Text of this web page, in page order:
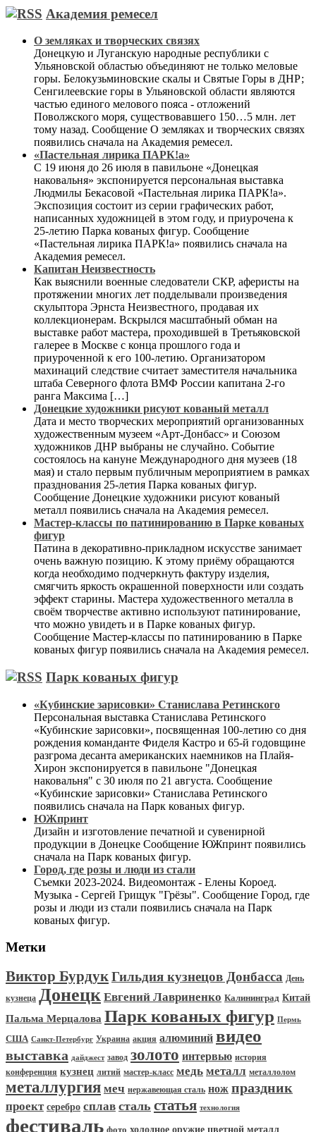
Академия ремесел
О земляках и творческих связях
Донецкую и Луганскую народные республики с
Ульяновской областью объединяют не только меловые
горы. Белокузьминовские скалы и Святые Горы в ДНР;
Сенгилеевские горы в Ульяновской области являются
частью единого мелового пояса - отложений
Поволжского моря, существовавшего 150…5 млн. лет
тому назад. Сообщение О земляках и творческих связях
появились сначала на Академия ремесел.
«Пастельная лирика ПАРК!а»
С 19 июня до 26 июля в павильоне «Донецкая
наковальня» экспонируется персональная выставка
Людмилы Бекасовой «Пастельная лирика ПАРК!а».
Экспозиция состоит из серии графических работ,
написанных художницей в этом году, и приурочена к
25-летию Парка кованых фигур. Сообщение
«Пастельная лирика ПАРК!а» появились сначала на
Академия ремесел.
Капитан Неизвестность
Как выяснили военные следователи СКР, аферисты на
протяжении многих лет подделывали произведения
скульптора Эрнста Неизвестного, продавая их
коллекционерам. Вскрылся масштабный обман на
выставке работ мастера, проходившей в Третьяковской
галерее в Москве с конца прошлого года и
приуроченной к его 100-летию. Организатором
махинаций следствие считает заместителя начальника
штаба Северного флота ВМФ России капитана 2-го
ранга Максима […]
Донецкие художники рисуют кованый металл
Дата и место творческих мероприятий организованных
художественным музеем «Арт-Донбасс» и Союзом
художников ДНР выбраны не случайно. Событие
состоялось на кануне Международного дня музеев (18
мая) и стало первым публичным мероприятием в рамках
празднования 25-летия Парка кованых фигур.
Сообщение Донецкие художники рисуют кованый
металл появились сначала на Академия ремесел.
Мастер-классы по патинированию в Парке кованых
фигур
Патина в декоративно-прикладном искусстве занимает
очень важную позицию. К этому приёму обращаются
когда необходимо подчеркнуть фактуру изделия,
смягчить яркость окрашенной поверхности или создать
эффект старины. Мастера художественного металла в
своём творчестве активно используют патинирование,
что можно увидеть и в Парке кованых фигур.
Сообщение Мастер-классы по патинированию в Парке
кованых фигур появились сначала на Академия ремесел.
Парк кованых фигур
«Кубинские зарисовки» Станислава Ретинского
Персональная выставка Станислава Ретинского
«Кубинские зарисовки», посвященная 100-летию со дня
рождения команданте Фиделя Кастро и 65-й годовщине
разгрома десанта американских наемников на Плайя-
Хирон экспонируется в павильоне "Донецкая
наковальня" с 30 июля по 21 августа. Сообщение
«Кубинские зарисовки» Станислава Ретинского
появились сначала на Парк кованых фигур.
ЮЖпринт
Дизайн и изготовление печатной и сувенирной
продукции в Донецке Сообщение ЮЖпринт появились
сначала на Парк кованых фигур.
Город, где розы и люди из стали
Съемки 2023-2024. Видеомонтаж - Елены Короед.
Музыка - Сергей Грищук "Грёзы". Сообщение Город, где
розы и люди из стали появились сначала на Парк
кованых фигур.
Метки
Виктор БурдукГильдия кузнецов Донбасса День
кузнеца Донецк Евгений Лавриненко Калининград Китай
Пальма Мерцалова Парк кованых фигур Пермь
США Санкт-Петербург Украина акция алюминий видео
выставка дайджест завод золото интервью история
конференция кузнец литий мастер-класс медь металл металлолом
металлургия меч нержавеющая сталь нож праздник
проект серебро сплав сталь статья технология
фестиваль фото холодное оружие цветной металл